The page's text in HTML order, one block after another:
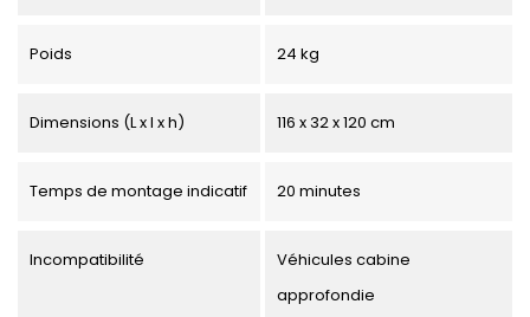
Poids 24 kg
Dimensions (L x l x h) 116 x 32 x 120 cm
Temps de montage indicatif 20 minutes
Incompatibilité
Véhicules cabine
approfondie